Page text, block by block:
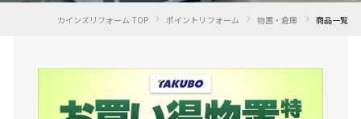
カインズリフォーム TOP › ポイントリフォーム › 物置・倉庫 › 商品一覧